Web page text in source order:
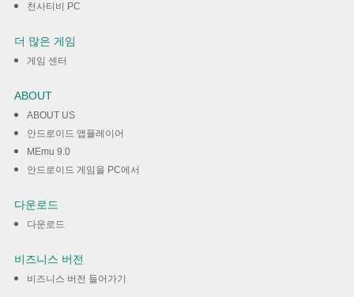
천사티비 PC
더 많은 게임
게임 센터
ABOUT
ABOUT US
안드로이드 앱플레이어
MEmu 9.0
안드로이드 게임을 PC에서
다운로드
다운로드
비즈니스 버전
비즈니스 버전 들어가기